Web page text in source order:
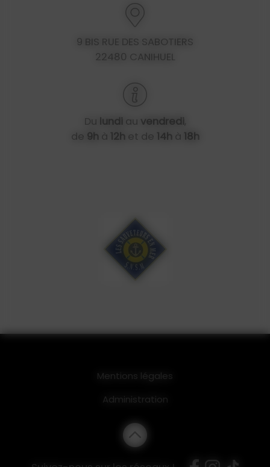
9 BIS RUE DES SABOTIERS
22480 CANIHUEL
Du lundi au vendredi,
de 9h à 12h et de 14h à 18h
Mentions légales
Administration